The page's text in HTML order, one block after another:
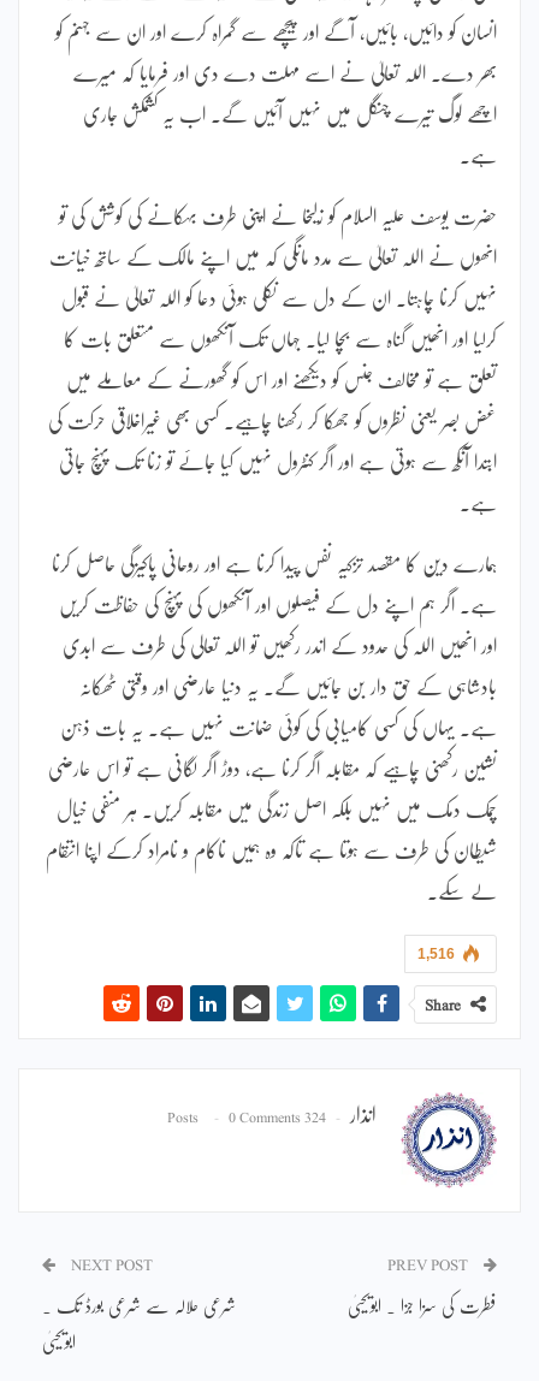
انسان کو دائیں، بائیں، آگے اور پیچھے سے گمراہ کرے اور ان سے جہنم کو
بھر دے۔ اللہ تعالیٰ نے اسے مہلت دے دی اور فرمایا کہ میرے
اچھے لوگ تیرے چنگل میں نہیں آئیں گے۔ اب یہ کشمکش جاری
ہے۔
حضرت یوسف علیہ السلام کو زلیخا نے اپنی طرف بہکانے کی کوشش کی تو
انھوں نے اللہ تعالیٰ سے مدد مانگی کہ میں اپنے مالک کے ساتھ خیانت
نہیں کرنا چاہتا۔ ان کے دل سے نکلی ہوئی دعا کو اللہ تعالیٰ نے قبول
کرلیا اور انھیں گناہ سے بچا لیا۔ جہاں تک آنکھوں سے متعلق بات کا
تعلق ہے تو مخالف جنس کو دیکھنے اور اس کو گھورنے کے معاملے میں
غض بصر یعنی نظروں کو جھکا کر رکھنا چاہیے۔ کسی بھی غیراخلاقی حرکت کی
ابتدا آنکھ سے ہوتی ہے اور اگر کنٹرول نہیں کیا جائے تو زنا تک پہنچ جاتی
ہے۔
ہمارے دین کا مقصد تزکیہ نفس پیدا کرنا ہے اور روحانی پاکیزگی حاصل کرنا
ہے۔ اگر ہم اپنے دل کے فیصلوں اور آنکھوں کی پہنچ کی حفاظت کریں
اور انھیں اللہ کی حدود کے اندر رکھیں تو اللہ تعالی کی طرف سے ابدی
بادشاہی کے حق دار بن جائیں گے۔ یہ دنیا عارضی اور وقتی ٹھکانہ
ہے۔ یہاں کی کسی کامیابی کی کوئی ضمانت نہیں ہے۔ یہ بات ذہن
نشین رکھنی چاہیے کہ مقابلہ اگر کرنا ہے، دوڑ اگر لگانی ہے تو اس عارضی
چمک دمک میں نہیں بلکہ اصل زندگی میں مقابلہ کریں۔ ہر منفی خیال
شیطان کی طرف سے ہوتا ہے تاکہ وہ ہمیں ناکام و نامراد کرکے اپنا انتقام
لے سکے۔
1,516
Share
انذار 324 Posts
0 Comments
فطرت کی سزا جزا ۔ ابویحییٰ
NEXT POST
شرعی حلالہ سے شرعی بورڈ تک ۔
ابویحییٰ